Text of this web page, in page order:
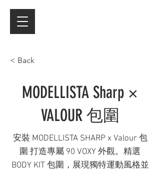
< Back
MODELLISTA Sharp ×
VALOUR 包圍
安裝 MODELLISTA SHARP x Valour 包
圍 打造專屬 90 VOXY 外觀。精選
BODY KIT 包圍，展現獨特運動風格並